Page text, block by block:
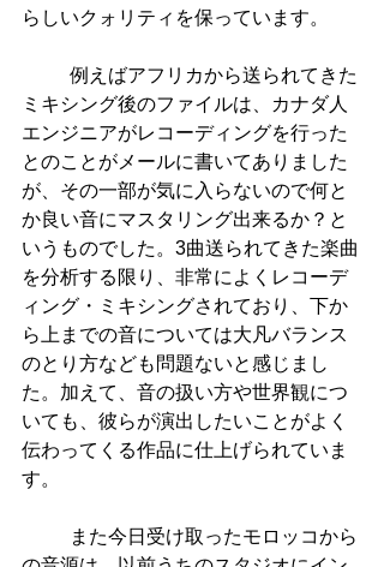
らしいクォリティを保っています。
ミキシング後のファイルは、カナダ人
エンジニアがレコーディングを行った
とのことがメールに書いてありました
が、その一部が気に入らないので何と
か良い音にマスタリング出来るか？と
いうものでした。3曲送られてきた楽曲
を分析する限り、非常によくレコーデ
ィング・ミキシングされており、下か
ら上までの音については大凡バランス
のとり方なども問題ないと感じまし
た。加えて、音の扱い方や世界観につ
いても、彼らが演出したいことがよく
伝わってくる作品に仕上げられていま
す。